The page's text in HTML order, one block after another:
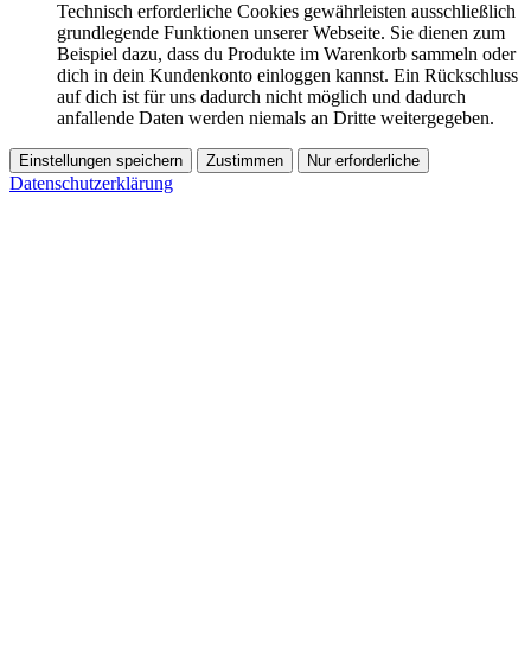
Technisch erforderliche Cookies gewährleisten ausschließlich
grundlegende Funktionen unserer Webseite. Sie dienen zum
Beispiel dazu, dass du Produkte im Warenkorb sammeln oder
dich in dein Kundenkonto einloggen kannst. Ein Rückschluss
auf dich ist für uns dadurch nicht möglich und dadurch
anfallende Daten werden niemals an Dritte weitergegeben.
Einstellungen speichern Zustimmen Nur erforderliche
Datenschutzerklärung